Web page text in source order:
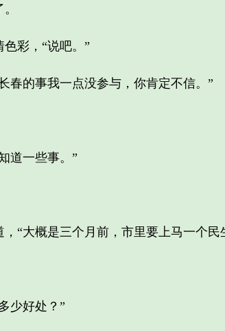
彩，“说吧。”
的事我一点没参与，你肯定不信。”
道一些事。”
大概是三个月前，市里要上马一个民
少好处？”